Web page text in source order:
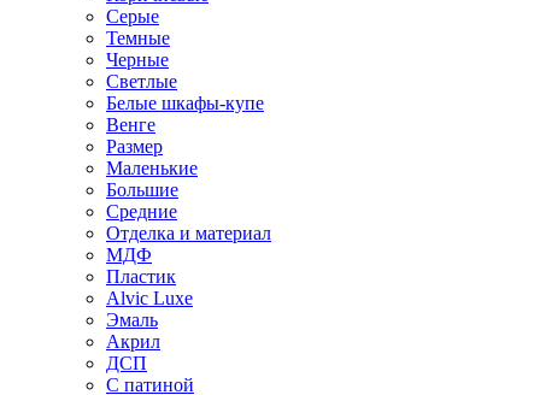
Серые
Темные
Черные
Светлые
Белые шкафы-купе
Венге
Размер
Маленькие
Большие
Средние
Отделка и материал
МДФ
Пластик
Alvic Luxe
Эмаль
Акрил
ДСП
С патиной